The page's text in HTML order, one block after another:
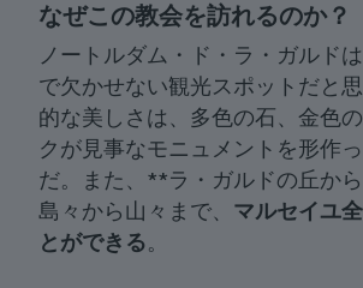
なぜこの教会を訪れるのか？
ノートルダム・ド・ラ・ガルド
で欠かせない観光スポットだと
的な美しさは、多色の石、金色
クが見事なモニュメントを形作
だ。また、**ラ・ガルドの丘か
島々から山々まで、 マルセイユ
とができる。